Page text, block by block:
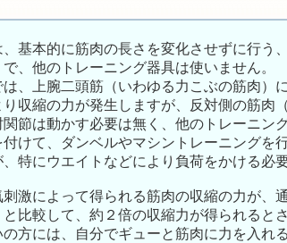
基本的に筋肉の長さを変化させずに行う
、他のトレーニング器具は使いません。
、上腕二頭筋（いわゆる力こぶの筋肉）
収縮の力が発生しますが、反対側の筋肉
節は動かす必要は無く、他のトレーニン
けて、ダンベルやマシントレーニングを
特にウエイトなどにより負荷をかける必
激によって得られる筋肉の収縮の力が、
比較して、約２倍の収縮力が得られると
方には、自分でギューと筋肉に力を入れ